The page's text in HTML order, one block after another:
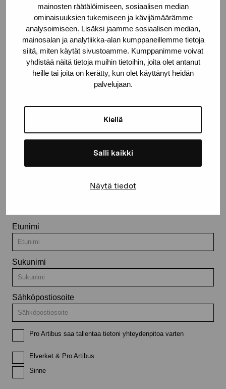
mainosten räätälöimiseen, sosiaalisen median
ominaisuuksien tukemiseen ja kävijämäärämme
analysoimiseen. Lisäksi jaamme sosiaalisen median,
mainosalan ja analytiikka-alan kumppaneillemme tietoja
siitä, miten käytät sivustoamme. Kumppanimme voivat
yhdistää näitä tietoja muihin tietoihin, joita olet antanut
heille tai joita on kerätty, kun olet käyttänyt heidän
palvelujaan.
Kiellä
Salli kaikki
Näytä tiedot
Kustaa Vaasan katu 11
10600 Tammisaari
proartibus@proartibus.fi
+358 (0)50 371 6339
Pysy ajantasalla näyttelyistä ja
Etunimi
Sukunimi
Sähköpostiosoite
Pro Artibus saa tallentaa tietoni yhteydenpitoa varten
Elverket & Pro Artibus
Sinne